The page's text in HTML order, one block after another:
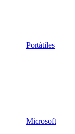
Portátiles
Microsoft